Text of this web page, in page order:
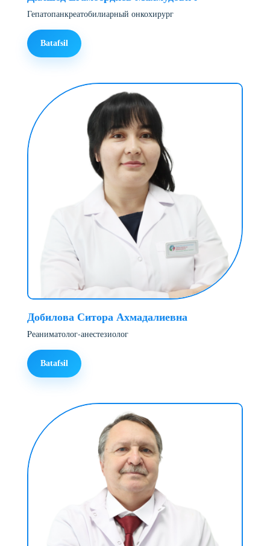
Гепатопанкреатобилиарный онкохирург
Batafsil
Добилова Ситора Ахмадалиевна
Pеаниматолог-анестезиолог
Batafsil